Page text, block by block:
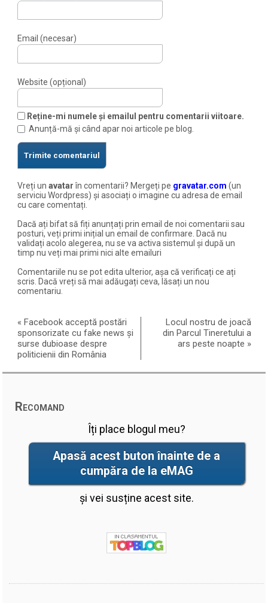
Email (necesar)
Website (opțional)
Reține-mi numele și emailul pentru comentarii viitoare.
Anunță-mă și când apar noi articole pe blog.
Vreți unavatarîn comentarii? Mergeți pe gravatar.com (un
serviciu Wordpress) și asociați o imagine cu adresa de email
cu care comentați.
Dacă ați bifat să fiți anunțați prin email de noi comentarii sau
posturi, veți primi inițial un email de confirmare. Dacă nu
validați acolo alegerea, nu se va activa sistemul și după un
timp nu veți mai primi nici alte emailuri
Comentariile nu se pot edita ulterior, așa că verificați ce ați
scris. Dacă vreți să mai adăugați ceva, lăsați un nou
comentariu.
«Facebook acceptă postări
sponsorizate cu fake news și
surse dubioase despre
politicienii din România
Locul nostru de joacă
din Parcul Tineretului a
ars peste noapte »
Recomand
Îți place blogul meu?
Apasă acest buton înainte de a
cumpăra de la eMAG
și vei susține acest site.